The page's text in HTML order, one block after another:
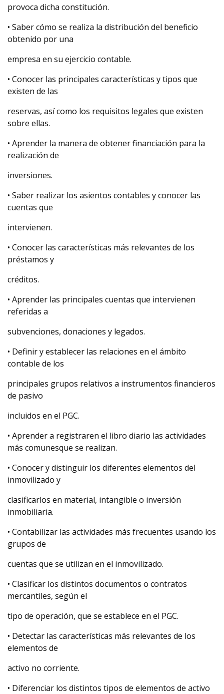
provoca dicha constitución.
• Saber cómo se realiza la distribución del beneficio
obtenido por una
empresa en su ejercicio contable.
• Conocer las principales características y tipos que
existen de las
reservas, así como los requisitos legales que existen
sobre ellas.
• Aprender la manera de obtener financiación para la
realización de
inversiones.
• Saber realizar los asientos contables y conocer las
cuentas que
intervienen.
• Conocer las características más relevantes de los
préstamos y
créditos.
• Aprender las principales cuentas que intervienen
referidas a
subvenciones, donaciones y legados.
• Definir y establecer las relaciones en el ámbito
contable de los
principales grupos relativos a instrumentos financieros
de pasivo
incluidos en el PGC.
• Aprender a registraren el libro diario las actividades
más comunesque se realizan.
• Conocer y distinguir los diferentes elementos del
inmovilizado y
clasificarlos en material, intangible o inversión
inmobiliaria.
• Contabilizar las actividades más frecuentes usando los
grupos de
cuentas que se utilizan en el inmovilizado.
• Clasificar los distintos documentos o contratos
mercantiles, según el
tipo de operación, que se establece en el PGC.
• Detectar las características más relevantes de los
elementos de
activo no corriente.
• Diferenciar los distintos tipos de elementos de activo